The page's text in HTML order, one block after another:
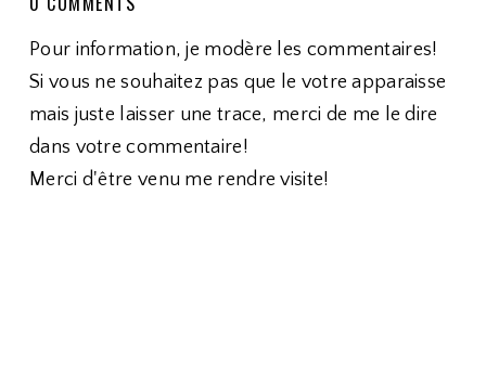
Pour information, je modère les commentaires!
Si vous ne souhaitez pas que le votre apparaisse
mais juste laisser une trace, merci de me le dire
dans votre commentaire!
Merci d'être venu me rendre visite!